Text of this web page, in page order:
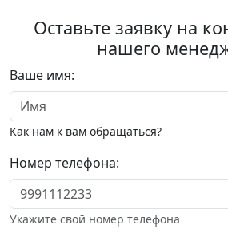
Оставьте заявку на
нашего
Ваше имя:
Как нам к вам обращаться?
Номер телефона:
Укажите свой номер телефона